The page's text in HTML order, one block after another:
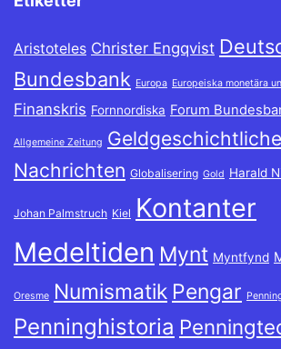
Aristoteles Christer Engqvist
Bundesbank Europa Europeiska monetära
Finanskris Fornnordiska Forum
Allgemeine Zeitung Geldgeschichtliche
Nachrichten Globalisering Gold Harald
Johan Palmstruch Kiel Kontanter
Medeltiden Mynt Myntfynd
Oresme Numismatik Pengar
Penninghistoria